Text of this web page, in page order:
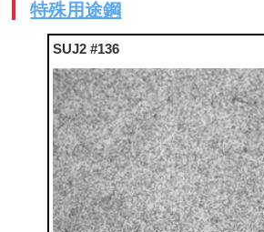
特殊用途鋼
SUJ2 #136